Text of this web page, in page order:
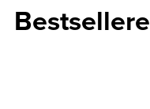
Bestsellere